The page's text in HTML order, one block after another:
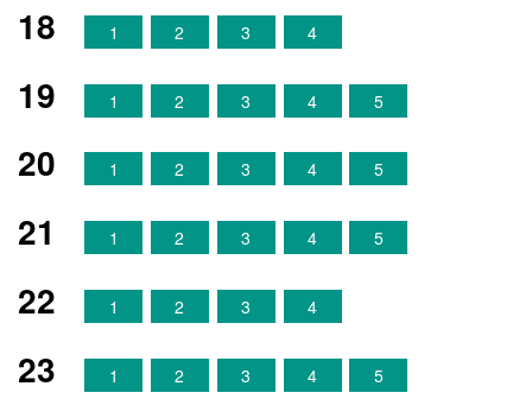
18 1 2 3 4
19 1 2 3 4 5
20 1 2 3 4 5
21 1 2 3 4 5
22 1 2 3 4
23 1 2 3 4 5